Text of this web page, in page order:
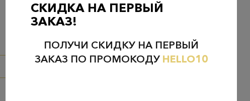
Проверьте наличие в магазинах
НОЯБРЬСК
СКИДКА НА ПЕРВЫЙ
ЗАКАЗ!
ПОЛУЧИ СКИДКУ НА ПЕРВЫЙ
ЗАКАЗ ПО ПРОМОКОДУ HELLO10